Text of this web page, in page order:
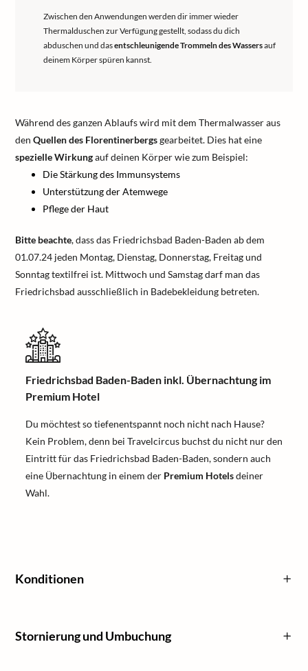
Zwischen den Anwendungen werden dir immer wieder
Thermalduschen zur Verfügung gestellt, sodass du dich
abduschen und dasentschleunigende Trommeln des Wassersauf
deinem Körper spüren kannst.
Während des ganzen Ablaufs wird mit dem Thermalwasser aus
den Quellen des Florentinerbergsgearbeitet. Dies hat eine
spezielle Wirkungauf deinen Körper wie zum Beispiel:
Die Stärkung des Immunsystems
Unterstützung der Atemwege
Pflege der Haut
Bitte beachte, dass das Friedrichsbad Baden-Baden ab dem
01.07.24 jeden Montag, Dienstag, Donnerstag, Freitag und
Sonntag textilfrei ist. Mittwoch und Samstag darf man das
Friedrichsbad ausschließlich in Badebekleidung betreten.
Friedrichsbad Baden-Baden inkl. Übernachtung im
Premium Hotel
Du möchtest so tiefenentspannt noch nicht nach Hause?
Kein Problem, denn bei Travelcircus buchst du nicht nur den
Eintritt für das Friedrichsbad Baden-Baden, sondern auch
eine Übernachtung in einem der Premium Hotelsdeiner
Wahl.
Konditionen
Stornierung und Umbuchung